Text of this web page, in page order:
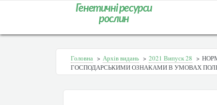
Генетичні ресурси
рослин
Головна > Архів видань > 2021 Випуск 28 >
ГОСПОДАРСЬКИМИ ОЗНАКАМИ В УМОВАХ